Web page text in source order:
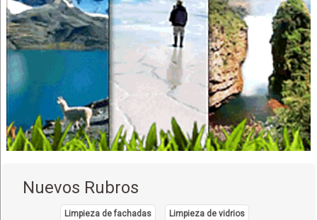
Alojamientos
Hospedajes
Nuevos Rubros
Limpieza de fachadas Limpieza de vidrios